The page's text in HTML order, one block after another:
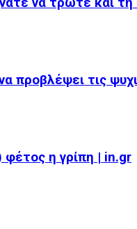
προβλέψει τις
φέτος η γρίπη | in.gr